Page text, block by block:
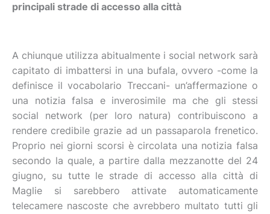
principali strade di accesso alla città
A chiunque utilizza abitualmente i social network sarà
capitato di imbattersi in una bufala, ovvero -come la
definisce il vocabolario Treccani- un’affermazione o
una notizia falsa e inverosimile ma che gli stessi
social network (per loro natura) contribuiscono a
rendere credibile grazie ad un passaparola frenetico.
Proprio nei giorni scorsi è circolata una notizia falsa
secondo la quale, a partire dalla mezzanotte del 24
giugno, su tutte le strade di accesso alla città di
Maglie si sarebbero attivate automaticamente
telecamere nascoste che avrebbero multato tutti gli